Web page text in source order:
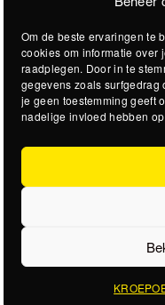
Om de beste ervaringen te
cookies om informatie over
raadplegen. Door in te
gegevens zoals surfgedrag
je geen toestemming geeft
nadelige invloed hebben